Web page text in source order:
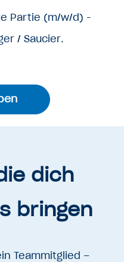
Partie (m/w/d) -
/ Saucier.
dich
bringen
Teammitglied –